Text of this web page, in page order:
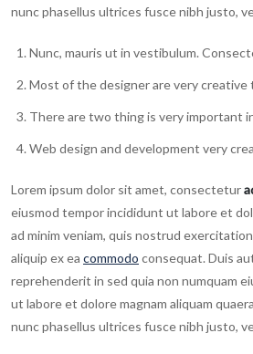
nunc phasellus ultrices fusce nibh justo,
Nunc, mauris ut in vestibulum.
Most of the designer are very creative
There are two thing is very important
Web design and development very
Lorem ipsum dolor sit amet, consectetur
eiusmod tempor incididunt ut labore et
ad minim veniam, quis nostrud
aliquip ex ea commodo consequat. Duis
reprehenderit in sed quia non numquam
ut labore et dolore magnam aliquam
nunc phasellus ultrices fusce nibh justo,